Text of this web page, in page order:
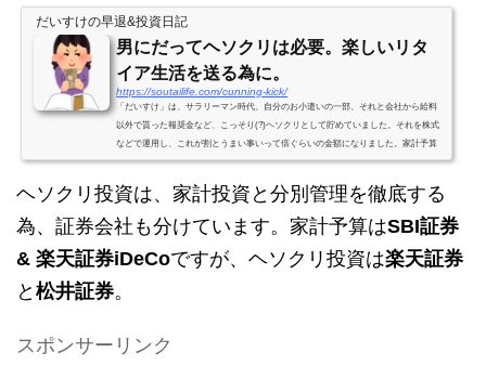
だいすけの早退&投資日記
男にだってヘソクリは必要。楽しいリタ
イア生活を送る為に。
https://soutailife.com/cunning-kick/
「だいすけ」は、サラリーマン時代、自分のお小遣いの一部、それと会社から給料
以外で貰った報奨金など、こっそり(?)ヘソクリとして貯めていました。それを株式
などで運用し、これが割とうまい事いって倍ぐらいの金額になりました。家計予算
は、生活するだけのギリギリの節約予算ですので、当然余裕がありません。そし
せん。(だからこそ、行きついたのがインデックス投資)今、節約生活と言いつつ、10
万円以上の電動自転車を買ったりできるのは、このヘソク...
ヘソクリ投資は、家計投資と分別管理を徹底する
為、証券会社も分けています。家計予算はSBI証券
& 楽天証券iDeCoですが、ヘソクリ投資は楽天証券
と 松井証券。
スポンサーリンク